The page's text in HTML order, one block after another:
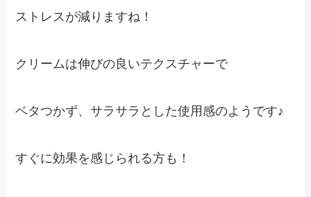
ストレスが減りますね！
クリームは伸びの良いテクスチャーで
ベタつかず、サラサラとした使用感のようです♪
すぐに効果を感じられる方も！